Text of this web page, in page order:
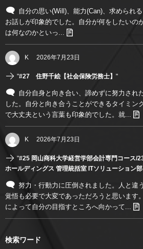
自分の思い(Will)、能力(Can)、求められ
お話しが印象的でした。自分が何をしたいの
は何なのかといっ...
K 2026年7月23日
"#27 住野千絵【社会保険労務士】 "
自分自身と向き合い、諦めずに努力され
した。自分と向き合うことができるタイミン
で大丈夫という言葉も印象的でした。就...
K 2026年7月23日
"#25 岡山商科大学経営学部会計専門コース/
ホールディングス 管理統括室 ITソリューション部
努力・行動力に圧倒されました。人と違
覚悟も必要で大変であっただろうと思います
によって自分の目指すところへ向かって...
検索ワード